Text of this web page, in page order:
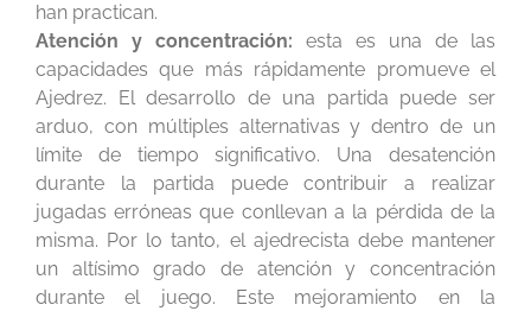
han practican.
Atención y concentración: esta es una de las
capacidades que más rápidamente promueve el
Ajedrez. El desarrollo de una partida puede ser
arduo, con múltiples alternativas y dentro de un
límite de tiempo significativo. Una desatención
durante la partida puede contribuir a realizar
jugadas erróneas que conllevan a la pérdida de la
misma. Por lo tanto, el ajedrecista debe mantener
un altísimo grado de atención y concentración
durante el juego. Este mejoramiento en la